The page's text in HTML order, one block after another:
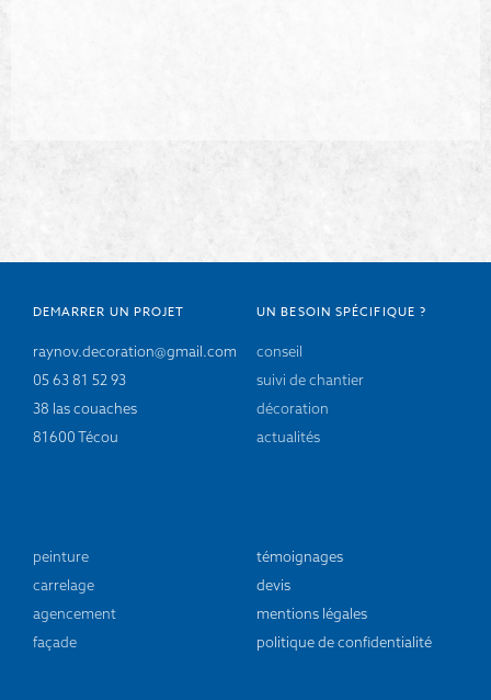
DEMARRER UN PROJET
raynov.decoration@gmail.com
05 63 81 52 93
38 las couaches
81600 Técou
UN BESOIN SPÉCIFIQUE ?
conseil
suivi de chantier
décoration
actualités
peinture
carrelage
agencement
façade
témoignages
devis
mentions légales
politique de confidentialité